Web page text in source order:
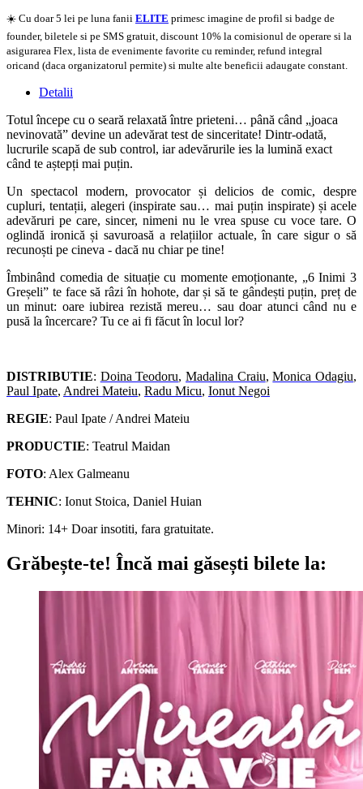
☀️ Cu doar 5 lei pe luna fanii ELITE primesc imagine de profil si badge de
founder, biletele si pe SMS gratuit, discount 10% la comisionul de operare si la
asigurarea Flex, lista de evenimente favorite cu reminder, refund integral
oricand (daca organizatorul permite) si multe alte beneficii adaugate constant.
Detalii
Totul începe cu o seară relaxată între prieteni… până când „joaca
nevinovată” devine un adevărat test de sinceritate! Dintr-odată,
lucrurile scapă de sub control, iar adevărurile ies la lumină exact
când te aștepți mai puțin.
Un spectacol modern, provocator și delicios de comic, despre
cupluri, tentații, alegeri (inspirate sau… mai puțin inspirate) și acele
adevăruri pe care, sincer, nimeni nu le vrea spuse cu voce tare. O
oglindă ironică și savuroasă a relațiilor actuale, în care sigur o să
recunoști pe cineva - dacă nu chiar pe tine!
Îmbinând comedia de situație cu momente emoționante, „6 Inimi 3
Greșeli” te face să râzi în hohote, dar și să te gândești puțin, preț de
un minut: oare iubirea rezistă mereu… sau doar atunci când nu e
pusă la încercare? Tu ce ai fi făcut în locul lor?
DISTRIBUTIE: Doina Teodoru,Madalina Craiu,Monica Odagiu,
Paul Ipate, Andrei Mateiu, Radu Micu, Ionut Negoi
REGIE: Paul Ipate / Andrei Mateiu
PRODUCTIE: Teatrul Maidan
FOTO: Alex Galmeanu
TEHNIC: Ionut Stoica, Daniel Huian
Minori: 14+ Doar insotiti, fara gratuitate.
Grăbește-te! Încă mai găsești bilete la: